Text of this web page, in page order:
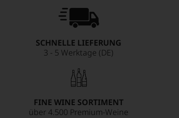
SCHNELLE LIEFERUNG
3 - 5 Werktage (DE)
FINE WINE SORTIMENT
über 4.500 Premium-Weine